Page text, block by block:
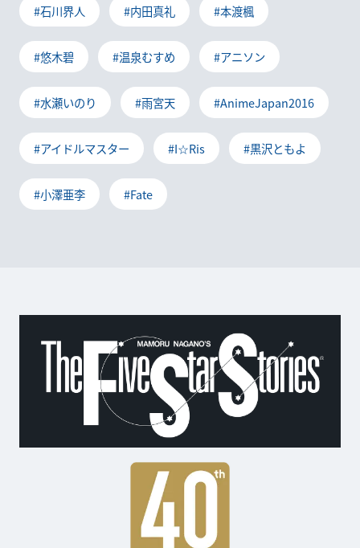
#石川界人 #内田真礼 #本渡楓
#悠木碧 #温泉むすめ #アニソン
#水瀬いのり #雨宮天 #AnimeJapan2016
#アイドルマスター #I☆Ris #黒沢ともよ
#小澤亜李 #Fate